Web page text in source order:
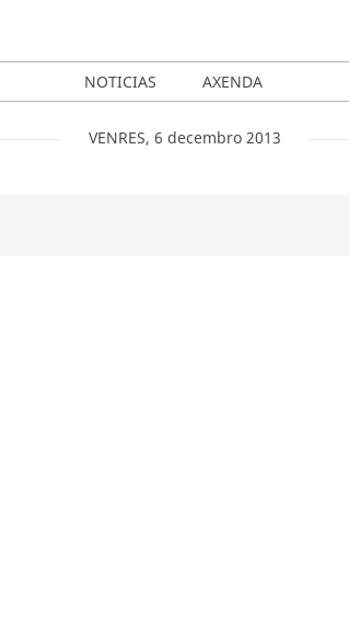
NOTICIAS AXENDA
VENRES, 6 decembro 2013